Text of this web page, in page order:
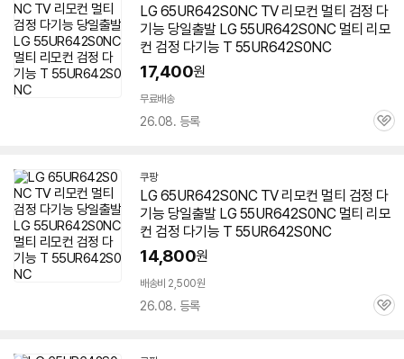
LG 65UR642S0NC TV 리모컨 멀티 검정 다
기능 당일출발 LG 55UR642S0NC멀티 리모
컨 검정 다기능 T 55UR642S0NC
17,400원
무료배송
26.08. 등록
관
쿠팡
LG 65UR642S0NC TV 리모컨 멀티 검정 다
기능 당일출발 LG 55UR642S0NC멀티 리모
컨 검정 다기능 T 55UR642S0NC
14,800원
배송비 2,500원
26.08. 등록
관